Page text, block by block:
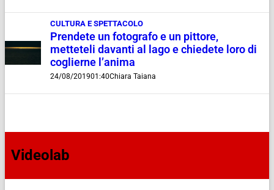
CULTURA E SPETTACOLO
Prendete un fotografo e un pittore,
metteteli davanti al lago e chiedete loro di
coglierne l’anima
24/08/201901:40Chiara Taiana
Videolab